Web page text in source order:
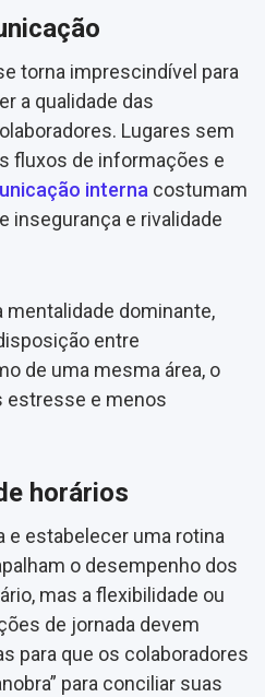
torna imprescindível para
a qualidade das
Lugares sem
fluxos de informações e
interna costumam
insegurança e rivalidade
mentalidade dominante,
entre
de uma mesma área, o
estresse e menos
horários
e estabelecer uma rotina
o desempenho dos
mas a flexibilidade ou
de jornada devem
para que os colaboradores
para conciliar suas